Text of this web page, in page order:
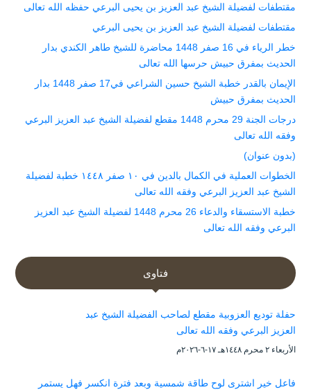
مقتطفات لفضيلة الشيخ عبد العزيز بن يحيى البرعي حفظه الله تعالى
مقتطفات لفضيلة الشيخ عبد العزيز بن يحيى البرعي
خطر الرياء في 16 صفر 1448 محاضرة للشيخ طاهر الكندي بدار
الحديث بمفرق حبيش حرسها الله تعالى
الإيمان بالقدر خطبة الشيخ حسين الشراعي في17 صفر 1448 بدار
الحديث بمفرق حبيش
درجات الجنة 29 محرم 1448 مقطع لفضيلة الشيخ عبد العزيز البرعي
وفقه الله تعالى
(بدون عنوان)
الخطوات العملية في الكمال بالدين في ١٠ صفر ١٤٤٨ خطبة لفضيلة
الشيخ عبد العزيز البرعي وفقه الله تعالى
خطبة الاستسقاء والدعاء 26 محرم 1448 لفضيلة الشيخ عبد العزيز
البرعي وفقه الله تعالى
فتاوى
حفلة توديع العزوبية مقطع لصاحب الفضيلة الشيخ عبد
العزيز البرعي وفقه الله تعالى
الأربعاء ۲ محرم ۱٤٤۸هـ ۱۷-٦-۲۰۲٦م
فاعل خير اشترى لوح طاقة شمسية وبعد فترة انكسر فهل يستمر